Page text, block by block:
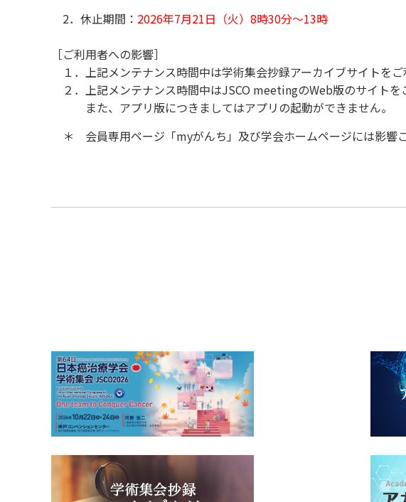
2． 休止期間： 2026年7月21日（火）8時30分～13時
［ご利用者への影響］
１．上記メンテナンス時間中は学術集会抄録アーカイブサイトをご
２．上記メンテナンス時間中はJSCO meetingのWeb版のサイトを
また、アプリ版につきましてはアプリの起動ができません。
＊ 会員専用ページ「myがんち」及び学会ホームページには影響ご